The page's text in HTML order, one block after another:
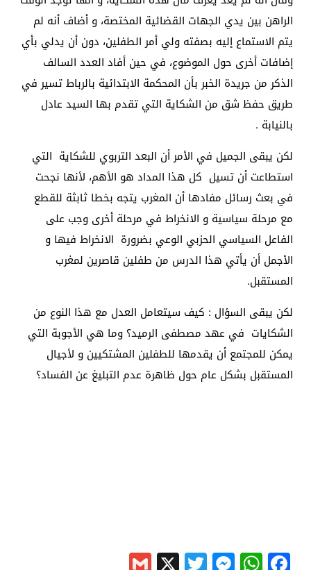
الراهن بين يدي الجهات القضائية المختصة، و أضاف أنه لم
يتم الاستماع إليه بصفته ولي أمر الطفلين، دون أن يدلي بأي
إضافات أخرى حول الموضوع، في حين أفاد العدد السالف
الذكر من جريدة الخبر بأن المحكمة الابتدائية بالرباط تسير في
طريق حفظ شق من الشكاية التي تقدم بها السيد عادل
بالنيابة .
لكن يبقى الجميل في الأمر أن البعد التربوي للشكاية التي
استطاعت أن تسيل كل هذا المداد هو الأهم، لأنها نجحت
في بعث رسائل مفادها أن المغرب يتجه بخطا ثابثة للقطع
مع مرحلة سياسية و الانخراط في مرحلة أخرى وجب على
الفاعل السياسي الحزبي الوعي بضرورة الانخراط فيها و
الأجمل أن يأتي هذا الدرس من طفلين قاصرين لمغرب
المستقبل.
لكن يبقى السؤال : كيف سيتعامل العدل مع هذا النوع من
الشكايات في عهد مصطفى الرميد؟ وما هي الأجوبة التي
يمكن للمجتمع أن يقدمها للطفلين المشتكيين و لأجيال
المستقبل بشكل عام حول ظاهرة عدم التبليغ عن الفساد؟